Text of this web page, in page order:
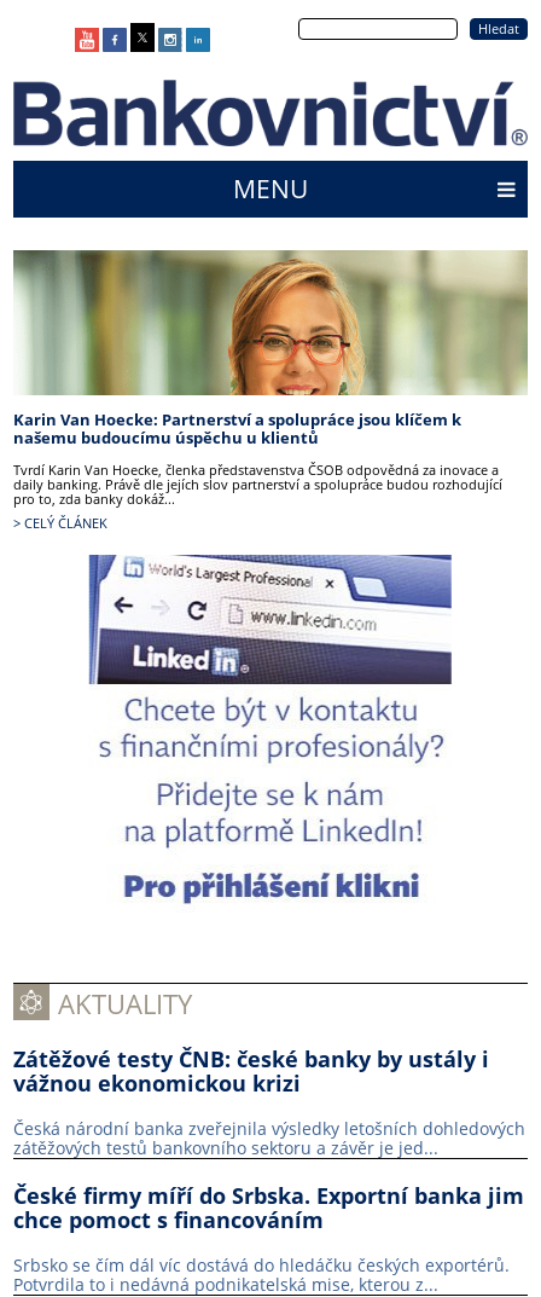
Hledat
menu
MENU
Karin Van Hoecke: Partnerství a spolupráce jsou klíčem k
našemu budoucímu úspěchu u klientů
Tvrdí Karin Van Hoecke, členka představenstva ČSOB odpovědná za inovace a
daily banking. Právě dle jejích slov partnerství a spolupráce budou rozhodující
pro to, zda banky dokáž...
> CELÝ ČLÁNEK
AKTUALITY
Zátěžové testy ČNB: české banky by ustály i
vážnou ekonomickou krizi
Česká národní banka zveřejnila výsledky letošních dohledových
zátěžových testů bankovního sektoru a závěr je jed...
České firmy míří do Srbska. Exportní banka jim
chce pomoct s financováním
Srbsko se čím dál víc dostává do hledáčku českých exportérů.
Potvrdila to i nedávná podnikatelská mise, kterou z...